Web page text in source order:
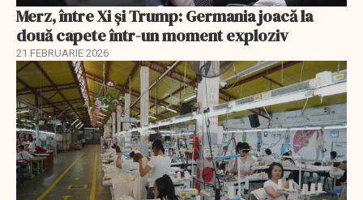
Merz, între Xi și Trump: Germania joacă la
două capete într-un moment exploziv
21 FEBRUARIE 2026